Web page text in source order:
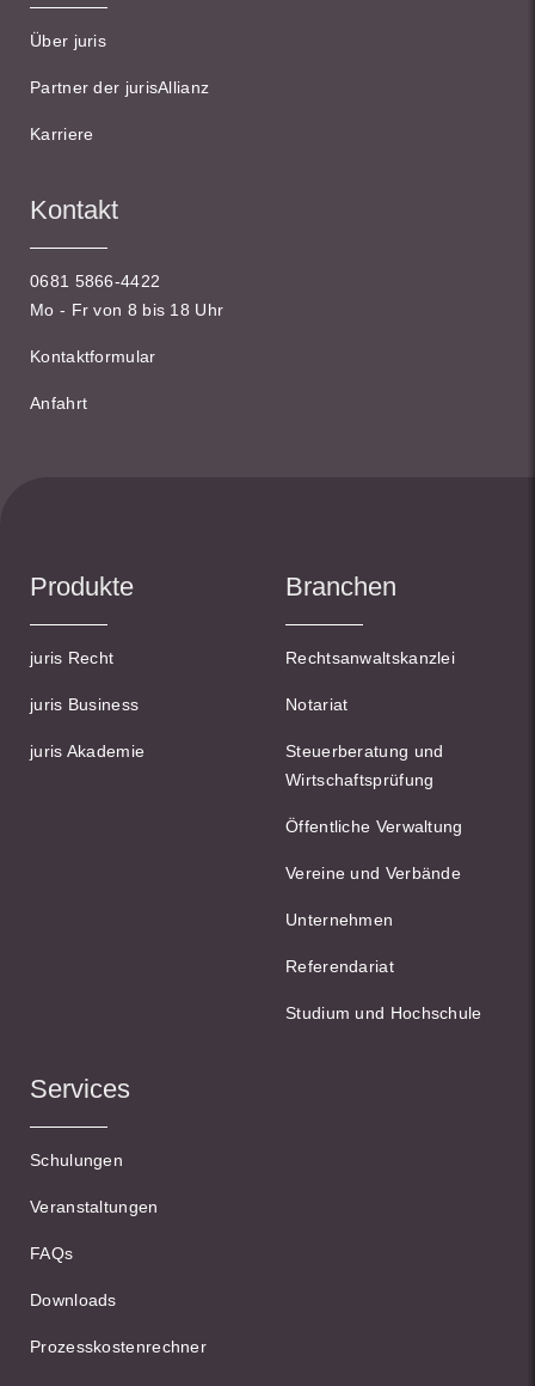
Über juris
Partner der jurisAllianz
Karriere
Kontakt
0681 5866-4422
Mo - Fr von 8 bis 18 Uhr
Kontaktformular
Anfahrt
Produkte
juris Recht
juris Business
juris Akademie
Branchen
Rechtsanwaltskanzlei
Notariat
Steuerberatung und
Wirtschaftsprüfung
Öffentliche Verwaltung
Vereine und Verbände
Unternehmen
Referendariat
Studium und Hochschule
Services
Schulungen
Veranstaltungen
FAQs
Downloads
Prozesskostenrechner